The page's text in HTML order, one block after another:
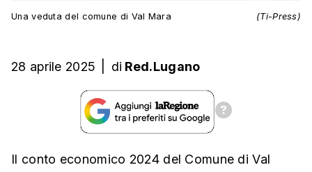
Una veduta del comune di Val Mara (Ti-Press)
28 aprile 2025 di Red.Lugano
Il conto economico 2024 del Comune di Val